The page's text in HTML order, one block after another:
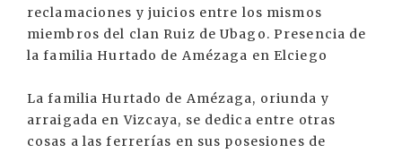
reclamaciones y juicios entre los mismos
miembros del clan Ruiz de Ubago. Presencia de
la familia Hurtado de Amézaga en Elciego
La familia Hurtado de Amézaga, oriunda y
arraigada en Vizcaya, se dedica entre otras
cosas a las ferrerías en sus posesiones de